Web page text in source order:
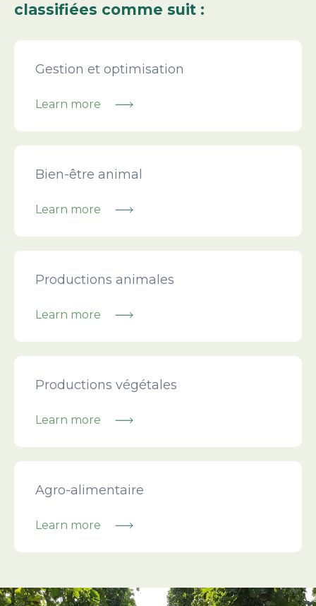
classifiées comme suit :
Gestion et optimisation
Learn more
Learn more
Bien-être animal
Learn more
Learn more
Productions animales
Learn more
Learn more
Productions végétales
Learn more
Learn more
Agro-alimentaire
Learn more
Learn more